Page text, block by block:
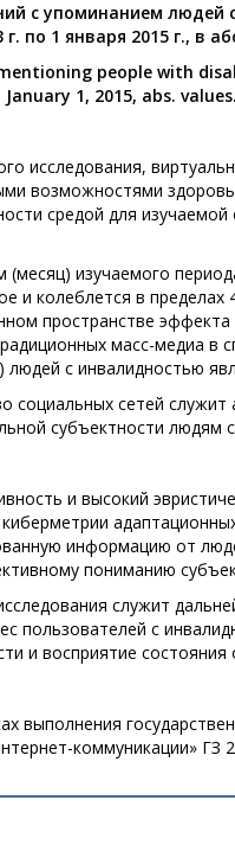
с упоминанием людей
по 1 января 2015 г., в
people with
1, 2015, abs.
исследования,
возможностями
средой для
изучаемого
и колеблется в
пространстве
масс-медиа в
людей с инвалидностью
социальных сетей
субъектности
и высокий
киберметрии
информацию от
пониманию
служит
пользователей с
и восприятие
выполнения
коммуникации» ГЗ